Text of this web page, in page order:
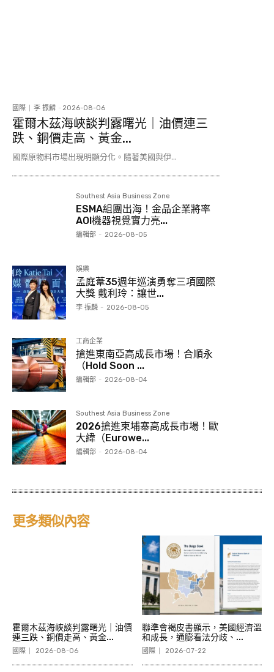
國際 李 振麟 - 2026-08-06
霍爾木茲海峽談判露曙光｜油價連三
跌、銅價走高、黃金...
國際原物料市場出現明顯分化。隨著美國與伊...
Southest Asia Business Zone
ESMA組團出海！金品企業將率
AOI機器視覺實力亮...
編輯部 - 2026-08-05
娛樂
孟庭葦35週年巡演勇奪三項國際
大獎 戴利玲：讓世...
李 振麟 - 2026-08-05
工商企業
搶進東南亞高成長市場！合順永
（Hold Soon ...
編輯部 - 2026-08-04
Southest Asia Business Zone
2026搶進柬埔寨高成長市場！歐
大緯（Eurowe...
編輯部 - 2026-08-04
更多類似內容
霍爾木茲海峽談判露曙光｜油價
連三跌、銅價走高、黃金...
國際 2026-08-06
聯準會褐皮書顯示，美國經濟溫
和成長，通膨看法分歧、...
國際 2026-07-22